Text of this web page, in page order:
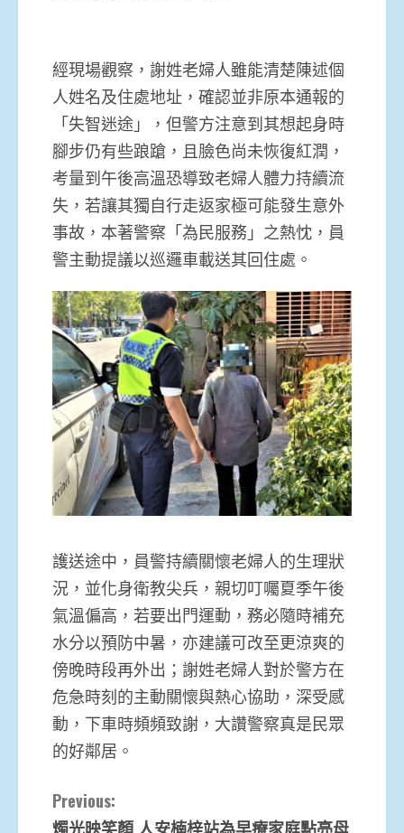
經現場觀察，謝姓老婦人雖能清楚陳述個
人姓名及住處地址，確認並非原本通報的
「失智迷途」，但警方注意到其想起身時
腳步仍有些踉蹌，且臉色尚未恢復紅潤，
考量到午後高溫恐導致老婦人體力持續流
失，若讓其獨自行走返家極可能發生意外
事故，本著警察「為民服務」之熱忱，員
警主動提議以巡邏車載送其回住處。
護送途中，員警持續關懷老婦人的生理狀
況，並化身衛教尖兵，親切叮囑夏季午後
氣溫偏高，若要出門運動，務必隨時補充
水分以預防中暑，亦建議可改至更涼爽的
傍晚時段再外出；謝姓老婦人對於警方在
危急時刻的主動關懷與熱心協助，深受感
動，下車時頻頻致謝，大讚警察真是民眾
的好鄰居。
Continue
Previous:
燭光映笑顏 人安楠梓站為早療家庭點亮母